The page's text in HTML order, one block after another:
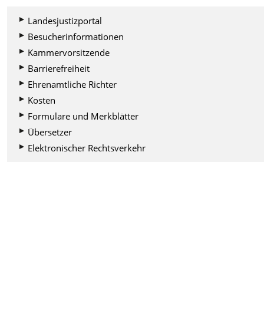
Landesjustizportal
Besucherinformationen
Kammervorsitzende
Barrierefreiheit
Ehrenamtliche Richter
Kosten
Formulare und Merkblätter
Übersetzer
Elektronischer Rechtsverkehr